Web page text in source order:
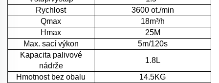
Rychlost
3600 ot./min
Qmax
18m³/h
Hmax
25M
Max. sací výkon
5m/120s
Kapacita palivové
nádrže
1.8L
Hmotnost bez obalu
14.5KG